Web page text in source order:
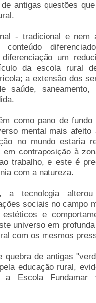
antigas questões
- tradicional e nem
conteúdo
um
da escola rural
a extensão dos
saúde,
como pano de
mental mais
no mundo estaria
em contraposição à
trabalho, e este é
com a natureza.
a tecnologia alterou
sociais no campo
e
universo em
com os mesmos
quebra de antigas
educação rural,
Escola Fundamar